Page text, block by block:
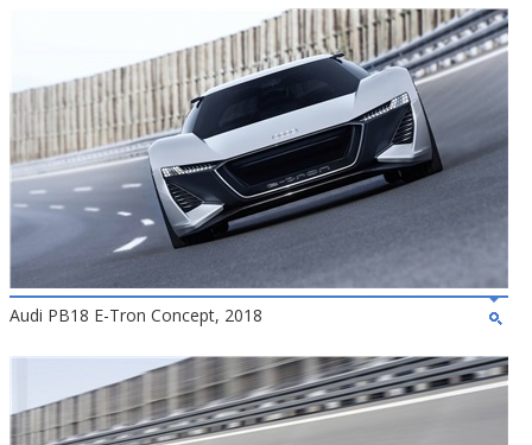
Audi PB18 E-Tron Concept, 2018